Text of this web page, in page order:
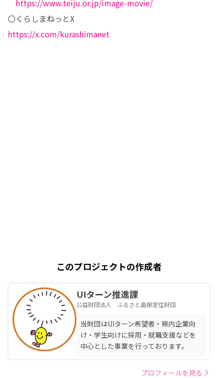
https://www.teiju.or.jp/image-movie/
https://x.com/kurashimanet
このプロジェクトの作成者
UIターン推進課
公益財団法人 ふるさと島根定住財団
当財団はUIターン希望者・県内企業向
け・学生向けに採用・就職支援などを
中心とした事業を行っております。
プロフィールを見る